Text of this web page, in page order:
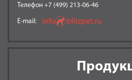
Телефон +7 (499) 213-06-46
E-mail: